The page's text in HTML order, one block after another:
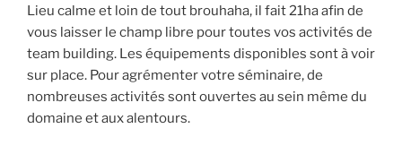
Lieu calme et loin de tout brouhaha, il fait 21ha afin de
vous laisser le champ libre pour toutes vos activités de
team building. Les équipements disponibles sont à voir
sur place. Pour agrémenter votre séminaire, de
nombreuses activités sont ouvertes au sein même du
domaine et aux alentours.